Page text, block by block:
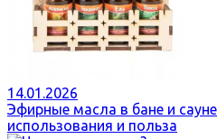
14.01.2026
Эфирные масла в бане и
использования и польза